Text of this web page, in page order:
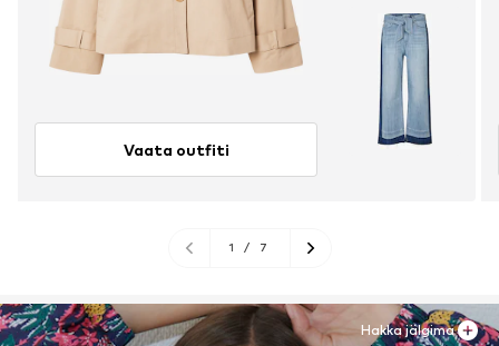
Vaata outfiti
1 / 7
Hakka jälgima